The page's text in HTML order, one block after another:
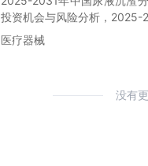
投资机会与风险分析，2025-
医疗器械
没有